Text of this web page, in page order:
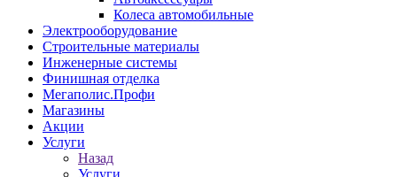
Колеса автомобильные
Электрооборудование
Строительные материалы
Инженерные системы
Финишная отделка
Мегаполис.Профи
Магазины
Акции
Услуги
Назад
Услуги